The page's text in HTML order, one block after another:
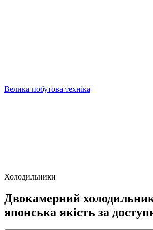
Велика побутова техніка
Холодильники
Двокамерний
японська якість за